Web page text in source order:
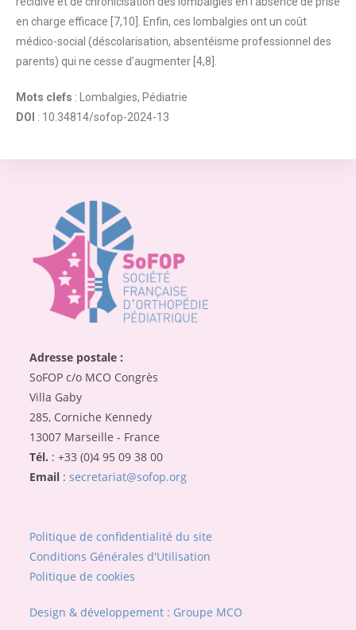
en charge efficace [7,10]. Enfin, ces lombalgies ont un coût
médico-social (déscolarisation, absentéisme professionnel des
parents) qui ne cesse d’augmenter [4,8].
Mots clefs : Lombalgies, Pédiatrie
DOI : 10.34814/sofop-2024-13
Adresse postale :
SoFOP c/o MCO Congrès
Villa Gaby
285, Corniche Kennedy
13007 Marseille - France
Tél. : +33 (0)4 95 09 38 00
Email :secretariat@sofop.org
Politique de confidentialité du site
Conditions Générales d'Utilisation
Politique de cookies
Design & développement : Groupe MCO